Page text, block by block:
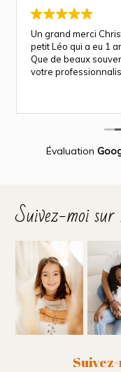
Un grand merci
petit Léo qui a eu 1
Que de beaux
votre
Évaluation
Suivez-moi